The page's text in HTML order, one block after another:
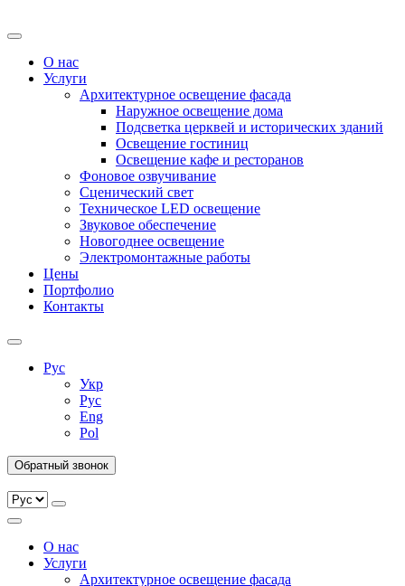
О нас
Услуги
Архитектурное освещение фасада
Наружное освещение дома
Подсветка церквей и исторических зданий
Освещение гостиниц
Освещение кафе и ресторанов
Фоновое озвучивание
Сценический свет
Техническое LED освещение
Звуковое обеспечение
Новогоднее освещение
Электромонтажные работы
Цены
Портфолио
Контакты
Рус
Укр
Рус
Eng
Pol
Обратный звонок
О нас
Услуги
Архитектурное освещение фасада